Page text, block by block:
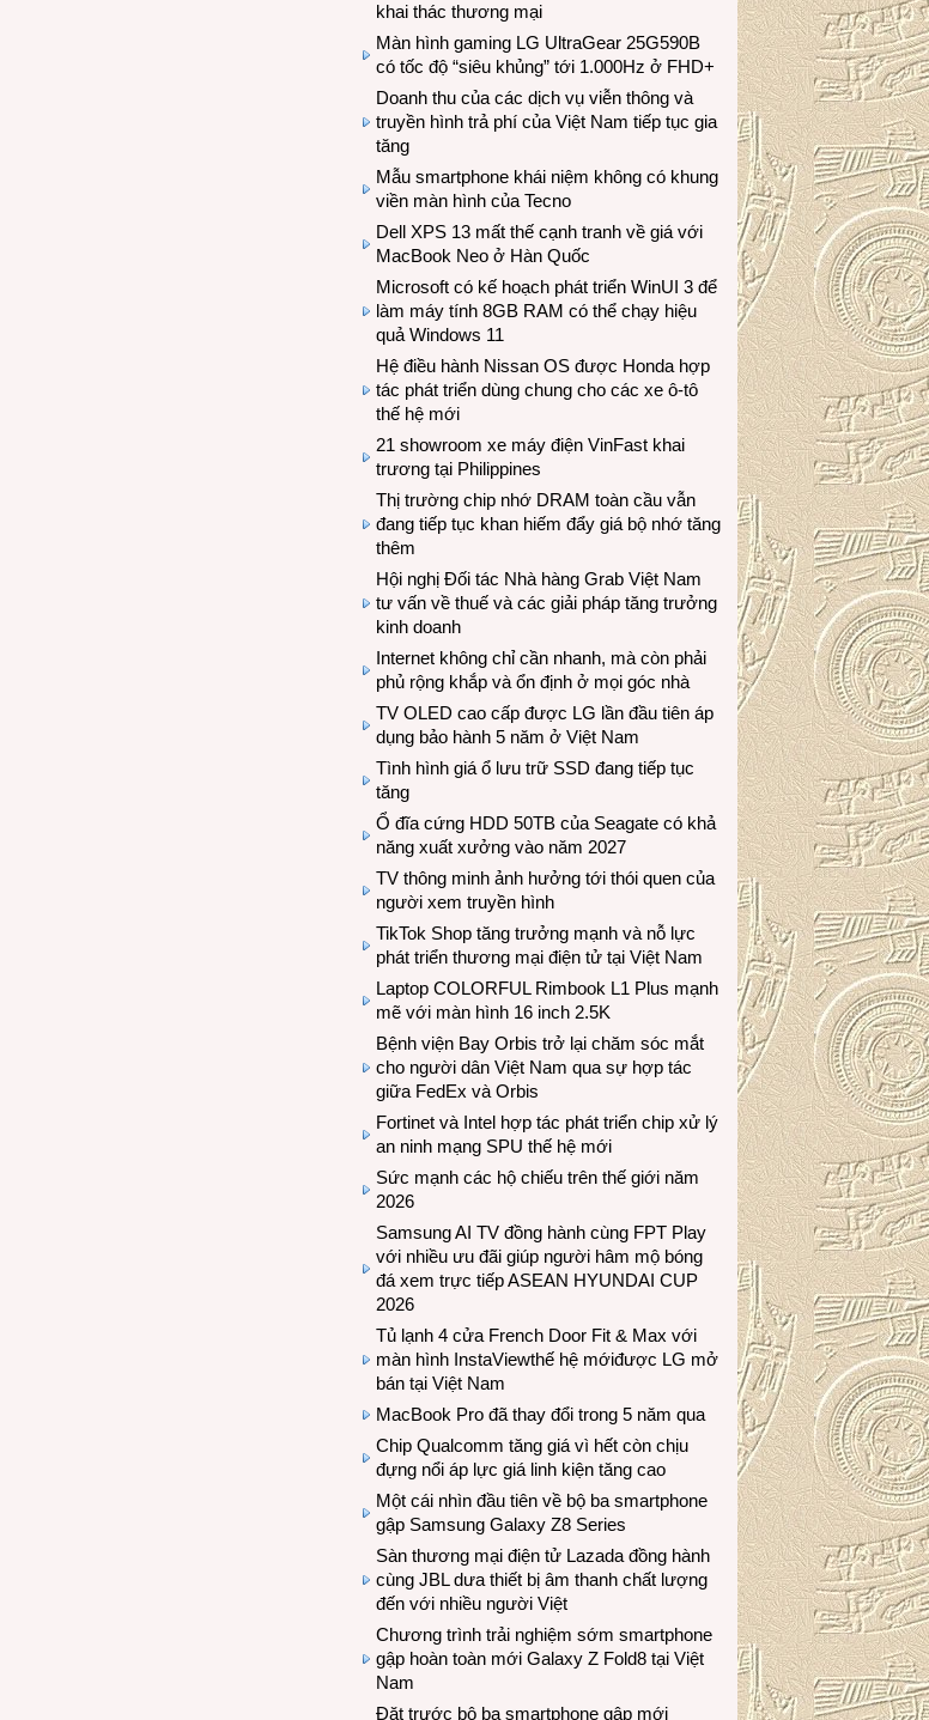
khai thác thương mại
Màn hình gaming LG UltraGear 25G590B
có tốc độ “siêu khủng” tới 1.000Hz ở FHD+
Doanh thu của các dịch vụ viễn thông và
truyền hình trả phí của Việt Nam tiếp tục gia
tăng
Mẫu smartphone khái niệm không có khung
viền màn hình của Tecno
Dell XPS 13 mất thế cạnh tranh về giá với
MacBook Neo ở Hàn Quốc
Microsoft có kế hoạch phát triển WinUI 3 để
làm máy tính 8GB RAM có thể chạy hiệu
quả Windows 11
Hệ điều hành Nissan OS được Honda hợp
tác phát triển dùng chung cho các xe ô-tô
thế hệ mới
21 showroom xe máy điện VinFast khai
trương tại Philippines
Thị trường chip nhớ DRAM toàn cầu vẫn
đang tiếp tục khan hiếm đẩy giá bộ nhớ tăng
thêm
Hội nghị Đối tác Nhà hàng Grab Việt Nam
tư vấn về thuế và các giải pháp tăng trưởng
kinh doanh
Internet không chỉ cần nhanh, mà còn phải
phủ rộng khắp và ổn định ở mọi góc nhà
TV OLED cao cấp được LG lần đầu tiên áp
dụng bảo hành 5 năm ở Việt Nam
Tình hình giá ổ lưu trữ SSD đang tiếp tục
tăng
Ổ đĩa cứng HDD 50TB của Seagate có khả
năng xuất xưởng vào năm 2027
TV thông minh ảnh hưởng tới thói quen của
người xem truyền hình
TikTok Shop tăng trưởng mạnh và nỗ lực
phát triển thương mại điện tử tại Việt Nam
Laptop COLORFUL Rimbook L1 Plus mạnh
mẽ với màn hình 16 inch 2.5K
Bệnh viện Bay Orbis trở lại chăm sóc mắt
cho người dân Việt Nam qua sự hợp tác
giữa FedEx và Orbis
Fortinet và Intel hợp tác phát triển chip xử lý
an ninh mạng SPU thế hệ mới
Sức mạnh các hộ chiếu trên thế giới năm
2026
Samsung AI TV đồng hành cùng FPT Play
với nhiều ưu đãi giúp người hâm mộ bóng
đá xem trực tiếp ASEAN HYUNDAI CUP
2026
Tủ lạnh 4 cửa French Door Fit & Max với
màn hình InstaViewthế hệ mớiđược LG mở
bán tại Việt Nam
MacBook Pro đã thay đổi trong 5 năm qua
Chip Qualcomm tăng giá vì hết còn chịu
đựng nổi áp lực giá linh kiện tăng cao
Một cái nhìn đầu tiên về bộ ba smartphone
gập Samsung Galaxy Z8 Series
Sàn thương mại điện tử Lazada đồng hành
cùng JBL dưa thiết bị âm thanh chất lượng
đến với nhiều người Việt
Chương trình trải nghiệm sớm smartphone
gập hoàn toàn mới Galaxy Z Fold8 tại Việt
Nam
Đặt trước bộ ba smartphone gập mới